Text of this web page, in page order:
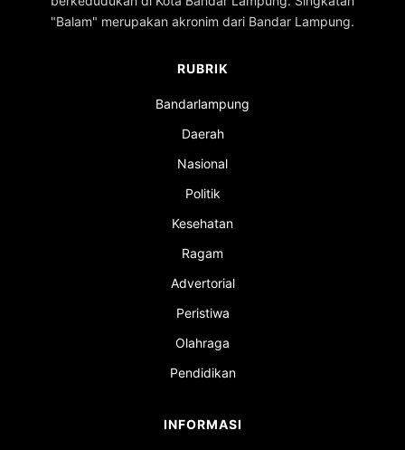
"Balam" merupakan akronim dari Bandar Lampung.
RUBRIK
Bandarlampung
Daerah
Nasional
Politik
Kesehatan
Ragam
Advertorial
Peristiwa
Olahraga
Pendidikan
INFORMASI